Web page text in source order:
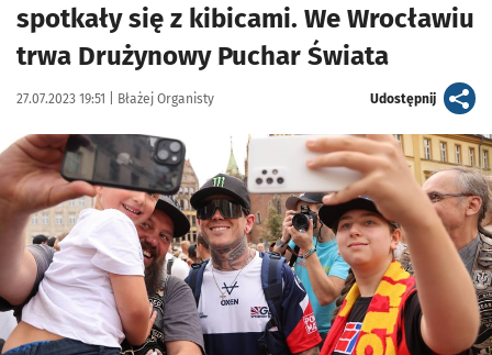
spotkały się z kibicami. We Wrocławiu
trwa Drużynowy Puchar Świata
Data publikacji:
27.07.2023 19:51 | Autor:
Błażej Organisty Udostępnijartykuł
Kliknij, aby zobaczyć galerię